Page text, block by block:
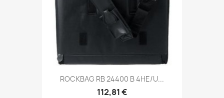
ROCKBAG RB 24400 B 4HE/U...
112,81 €